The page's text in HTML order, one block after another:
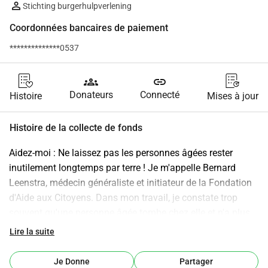
Stichting burgerhulpverlening
Coordonnées bancaires de paiement
**************0537
Histoire
groups
Donateurs
link
Connecté Mises à jour
Histoire de la collecte de fonds
Aidez-moi : Ne laissez pas les personnes âgées rester
inutilement longtemps par terre ! Je m'appelle Bernard
Leenstra, médecin généraliste et initiateur de la Fondation
d'Aide aux Citoyens. Dans mon travail, je constate trop
la force de se relever seule. Le partenaire présent n'est pas
proximité ou les services d'ambulance et les postes de
Lire la suite
Je Donne Partager